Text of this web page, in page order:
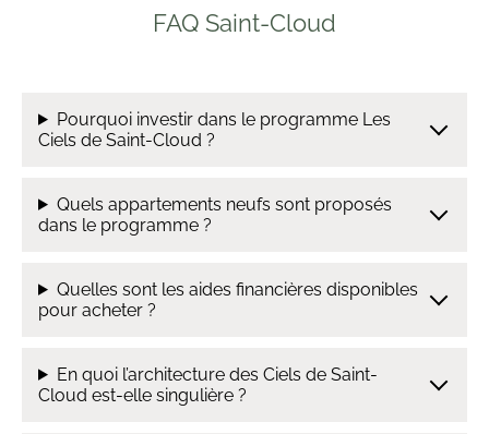
FAQ Saint-Cloud
Pourquoi investir dans le programme Les
Ciels de Saint-Cloud ?
Quels appartements neufs sont proposés
dans le programme ?
Quelles sont les aides financières disponibles
pour acheter ?
En quoi l’architecture des Ciels de Saint-
Cloud est-elle singulière ?